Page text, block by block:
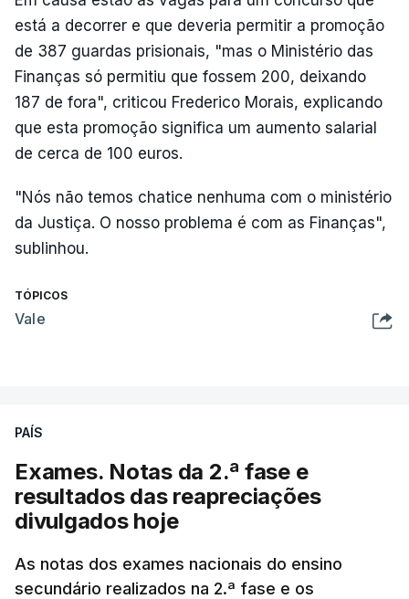
está a decorrer e que deveria permitir a promoção
de 387 guardas prisionais, "mas o Ministério das
Finanças só permitiu que fossem 200, deixando
187 de fora", criticou Frederico Morais, explicando
que esta promoção significa um aumento salarial
de cerca de 100 euros.
"Nós não temos chatice nenhuma com o ministério
da Justiça. O nosso problema é com as Finanças",
sublinhou.
TÓPICOS
Vale
PAÍS
Exames. Notas da 2.ª fase e
resultados das reapreciações
divulgados hoje
As notas dos exames nacionais do ensino
secundário realizados na 2.ª fase e os